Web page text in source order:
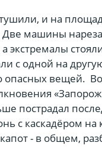
и на
Две машины
а экстремалы
с одной на
опасных вещей.
пострадал
с каскадёром
- в общем,